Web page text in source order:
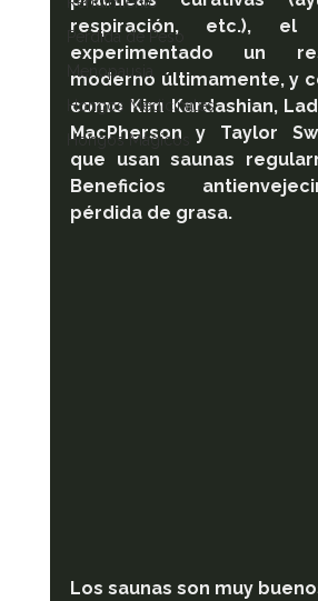
Perdida de Peso
Menopausia
Hongos Medicinales
Hongos Mágicos
respiración, etc.), el
experimentado un
moderno últimamente, y
como Kim Kardashian,
MacPherson y Taylor
que usan saunas
Beneficios
pérdida de grasa.
Los saunas son muy